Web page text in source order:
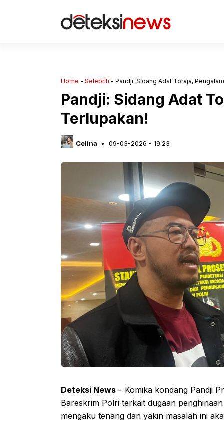
Home - Selebriti - Pandji: Sidang Adat Toraja,
Pandji: Sidang Adat
Terlupakan!
Celina 09-03-2026 - 19.23
Deteksi News – Komika kondang Pandji
Bareskrim Polri terkait dugaan
mengaku tenang dan yakin masalah ini